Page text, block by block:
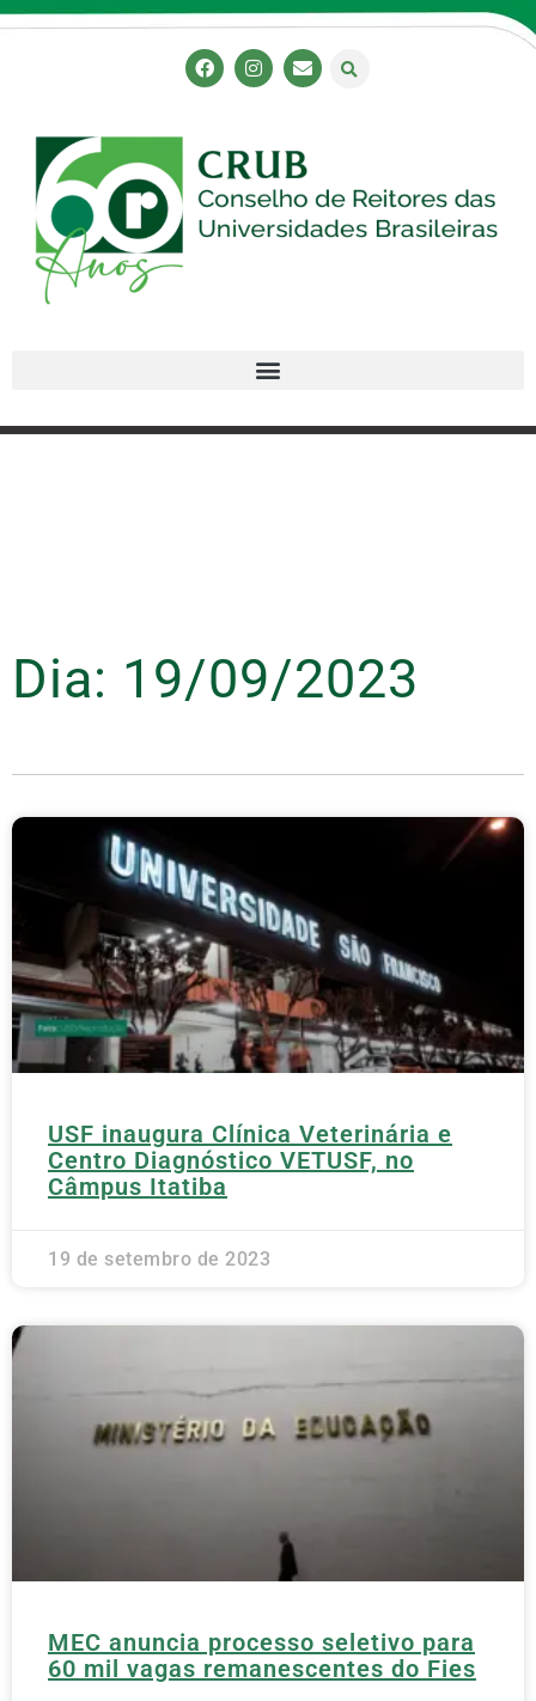
Dia: 19/09/2023
USF inaugura Clínica Veterinária e
Centro Diagnóstico VETUSF, no
Câmpus Itatiba
19 de setembro de 2023
MEC anuncia processo seletivo para
60 mil vagas remanescentes do Fies